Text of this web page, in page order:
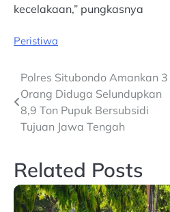
kecelakaan,” pungkasnya
Peristiwa
Post
navigation
Polres Situbondo Amankan 3
Orang Diduga Selundupkan
8,9 Ton Pupuk Bersubsidi
Tujuan Jawa Tengah
Related Posts